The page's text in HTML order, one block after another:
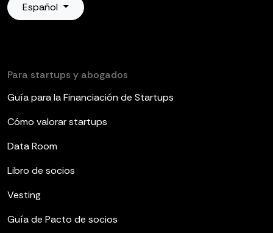
Español
Para startups y abogados
Guía para la Financiación de Startups
Cómo valorar startups
Data Room
Libro de socios
Vesting
Guía de Pacto de socios